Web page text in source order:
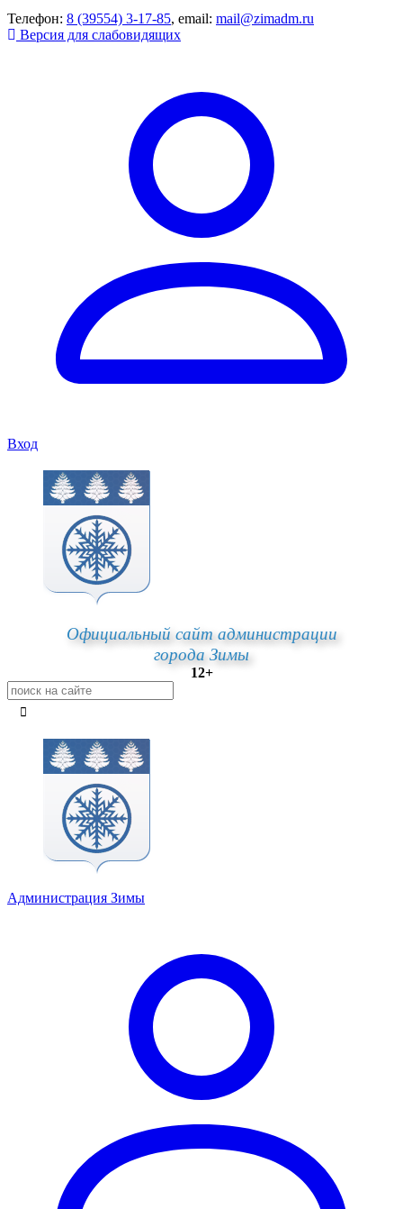
Телефон: 8 (39554) 3-17-85, email: mail@zimadm.ru
Версия для слабовидящих
Вход
Официальный сайт администрации
города Зимы
12+
Администрация Зимы